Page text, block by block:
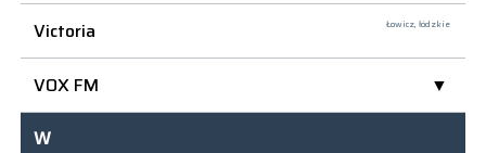
Victoria Łowicz, łódzkie
VOX FM
W